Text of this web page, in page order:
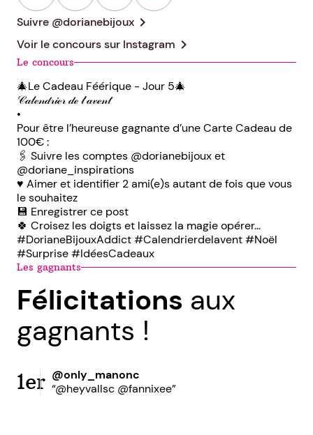
Suivre @dorianebijoux chevron_right
Voir le concours sur Instagram chevron_right
Le concours
🎄Le Cadeau Féérique - Jour 5🎄
𝒞𝒶𝓁ℯ𝓃𝒹𝓇𝒾ℯ𝓇 𝒹ℯ 𝓁’𝒶𝓋ℯ𝓃𝓉
•
Pour être l’heureuse gagnante d’une Carte Cadeau de
100€ :
🖇 Suivre les comptes @dorianebijoux et
@doriane_inspirations
♥️ Aimer et identifier 2 ami(e)s autant de fois que vous
le souhaitez
💾 Enregistrer ce post
🍀 Croisez les doigts et laissez la magie opérer...
#DorianeBijouxAddict #Calendrierdelavent #Noël
#Surprise #IdéesCadeaux
Les gagnants
Félicitations aux
gagnants !
1er @only_manonc
“@heyvallsc @fannixee”